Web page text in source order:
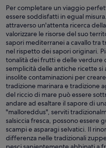
Per completare un viaggio
essere soddisfatti in egual
attraverso un'attenta ricerca
valorizzare le risorse del suo
sapori mediterranei a cavallo tra
nel rispetto dei sapori originari.
tonalità dei frutti e delle verdure
semplicità delle antiche ricette si
insolite contaminazioni per
tradizione marinara e tradizione
del riccio di mare può essere
andare ad esaltare il sapore di
"malloreddus", serviti
salsiccia fresca, possono essere
scampi e asparagi selvatici. Il
differenza nelle tradizionali